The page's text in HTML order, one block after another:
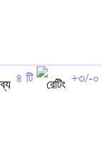
৪ টি +৩/-০